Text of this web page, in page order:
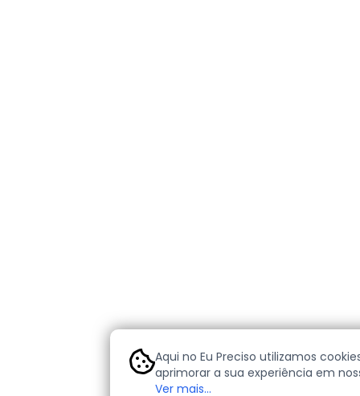
Aqui no Eu Preciso utilizamos
aprimorar a sua experiência em
cookies são pequenos arquivos de
Ver mais...